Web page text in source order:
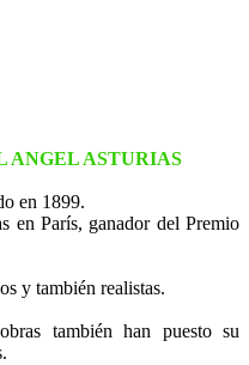
ANGEL ASTURIAS
en 1899.
en París, ganador del Premio
y también realistas.
también han puesto su